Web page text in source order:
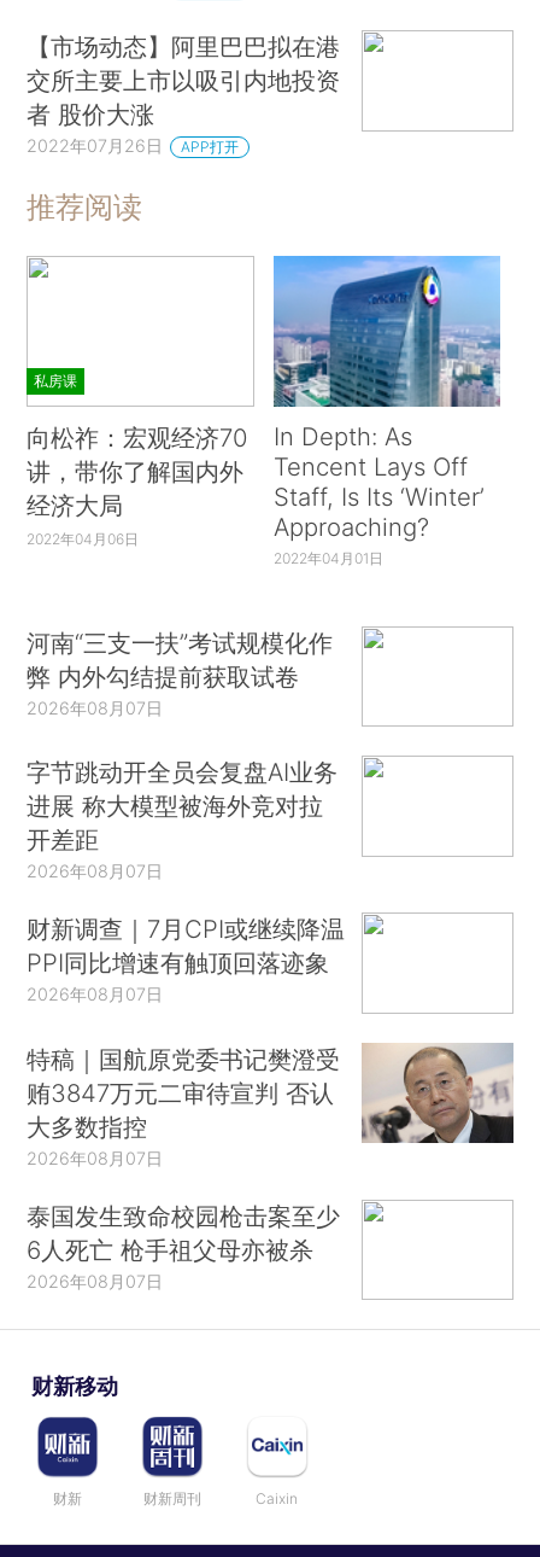
【市场动态】阿里巴巴拟在港
交所主要上市以吸引内地投资
者 股价大涨
2022年07月26日 APP打开
推荐阅读
私房课
向松祚：宏观经济70
讲，带你了解国内外
经济大局
2022年04月06日
In Depth: As
Tencent Lays Off
Staff, Is Its ‘Winter’
Approaching?
2022年04月01日
河南“三支一扶”考试规模化作
弊 内外勾结提前获取试卷
2026年08月07日
字节跳动开全员会复盘AI业务
进展 称大模型被海外竞对拉
开差距
2026年08月07日
财新调查｜7月CPI或继续降温
PPI同比增速有触顶回落迹象
2026年08月07日
特稿｜国航原党委书记樊澄受
贿3847万元二审待宣判 否认
大多数指控
2026年08月07日
泰国发生致命校园枪击案至少
6人死亡 枪手祖父母亦被杀
2026年08月07日
财新移动
财新 财新周刊 Caixin